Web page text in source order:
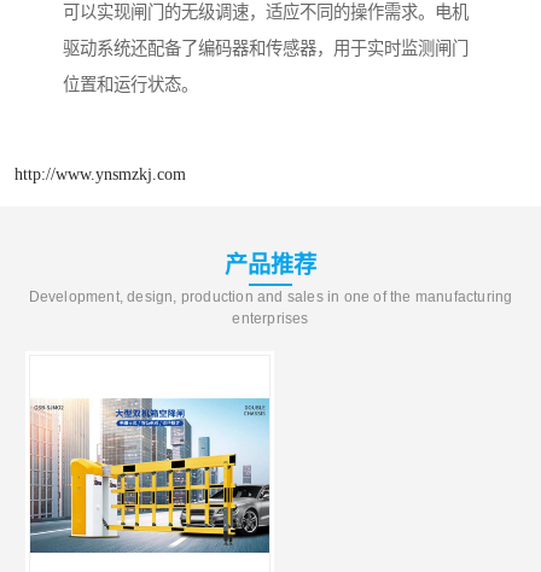
可以实现闸门的无级调速，适应不同的操作需求。电机
驱动系统还配备了编码器和传感器，用于实时监测闸门
位置和运行状态。
http://www.ynsmzkj.com
产品推荐
Development, design, production and sales in one of the manufacturing
enterprises